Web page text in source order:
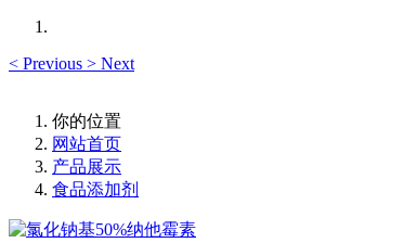
< Previous > Next
你的位置
网站首页
产品展示
食品添加剂